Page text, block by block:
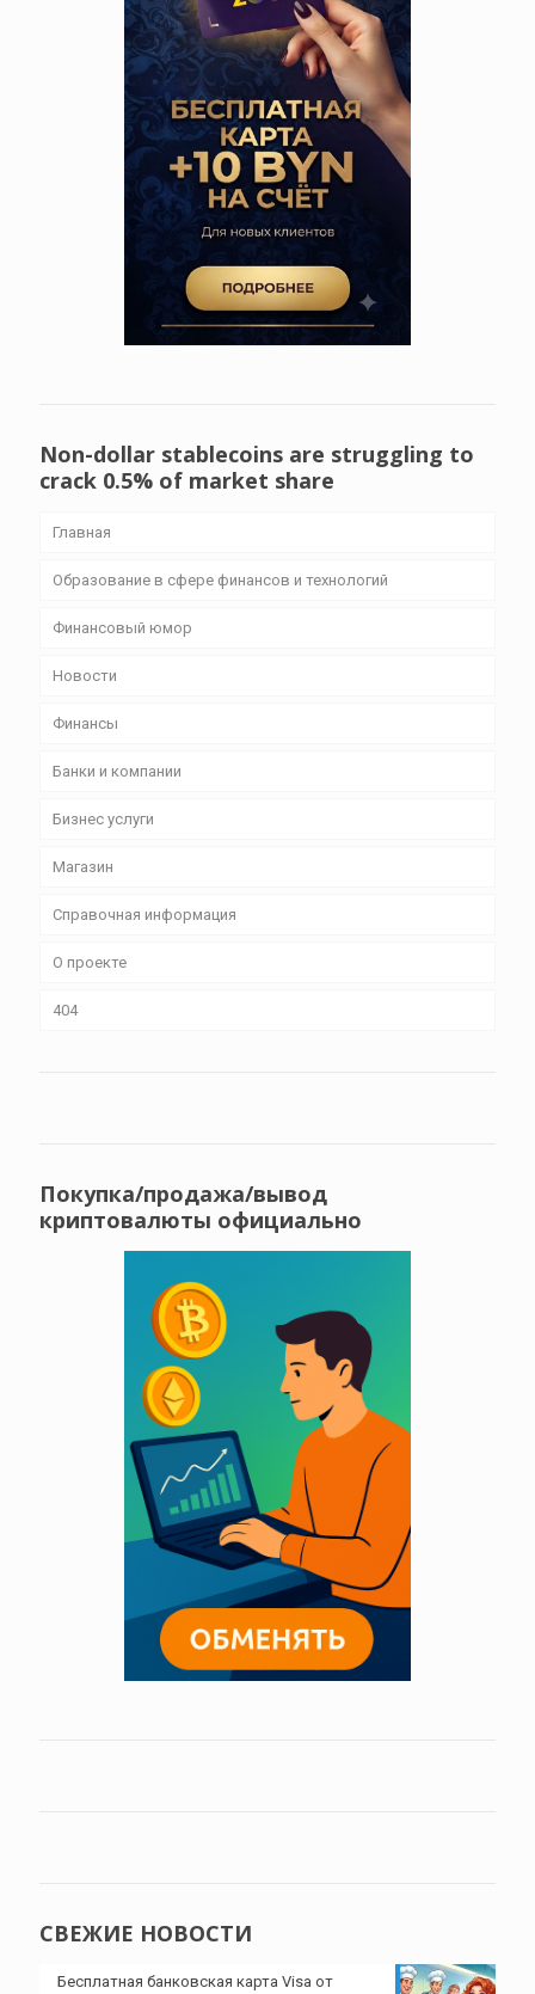
Non-dollar stablecoins are struggling to
crack 0.5% of market share
Главная
Образование в сфере финансов и технологий
Финансовый юмор
Новости
Финансы
Банки и компании
Бизнес уcлуги
Магазин
Справочная информация
О проекте
404
Покупка/продажа/вывод
криптовалюты официально
СВЕЖИЕ НОВОСТИ
Бесплатная банковская карта Visa от